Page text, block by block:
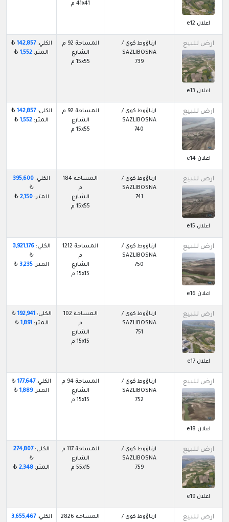
اعلان e12
41x41 م
ارض للبيع
اعلان e13
ارناؤوط كوي /
SAZLIBOSNA
739
المساحة 92 م
الشارع
15x55 م
الكلي:142,857
₺
المتر: 1,552
₺
ارض للبيع
اعلان e14
ارناؤوط كوي /
SAZLIBOSNA
740
المساحة 92 م
الشارع
15x55 م
الكلي:142,857
₺
المتر: 1,552
₺
ارض للبيع
اعلان e15
ارناؤوط كوي /
SAZLIBOSNA
741
المساحة 184
م
الشارع
15x55 م
الكلي: 395,600
₺
المتر:2,150
₺
ارض للبيع
اعلان e16
ارناؤوط كوي /
SAZLIBOSNA
750
المساحة 1212
م
الشارع
15x15 م
الكلي:3,921,176
₺
المتر: 3,235
₺
ارض للبيع
اعلان e17
ارناؤوط كوي /
SAZLIBOSNA
751
المساحة 102
م
الشارع
15x15 م
الكلي:192,941
₺
المتر:1,891
₺
ارض للبيع
اعلان e18
ارناؤوط كوي /
SAZLIBOSNA
752
المساحة 94 م
الشارع
15x15 م
الكلي:177,647
₺
المتر:1,889
₺
ارض للبيع
اعلان e19
ارناؤوط كوي /
SAZLIBOSNA
759
المساحة 117 م
الشارع
55x15 م
الكلي:274,807
₺
المتر: 2,348
₺
ارض للبيع
ارناؤوط كوي /
المساحة 2826
الكلي:3,655,467